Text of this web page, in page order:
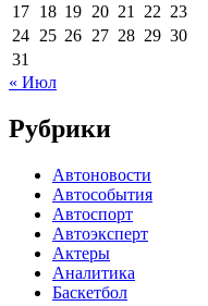
17 18 19 20 21 22 23
24 25 26 27 28 29 30
31
« Июл
Рубрики
Автоновости
Автособытия
Автоспорт
Автоэксперт
Актеры
Аналитика
Баскетбол